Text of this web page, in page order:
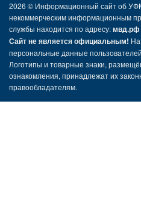
2026 © Информационный сайт об
некоммерческим информационным
службы находится по адресу:мвд.рф
Сайт не является официальным!
персональные данные
Логотипы и товарные знаки,
ознакомления, принадлежат их
правообладателям.